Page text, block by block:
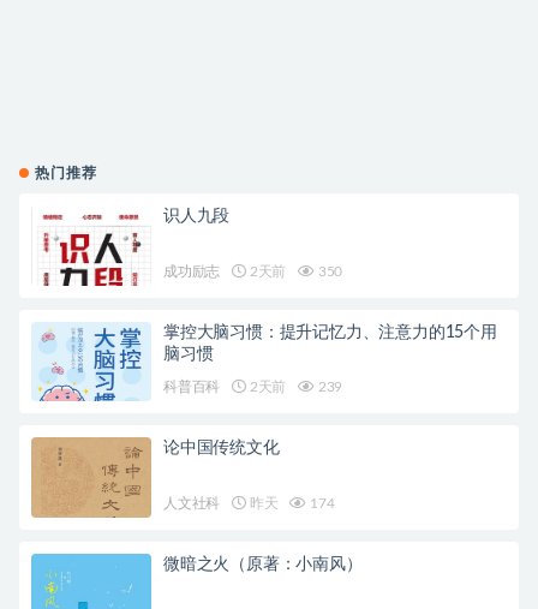
热门推荐
识人九段
成功励志 2天前 350
掌控大脑习惯：提升记忆力、注意力的15个用
脑习惯
科普百科 2天前 239
论中国传统文化
人文社科 昨天 174
微暗之火（原著：小南风）